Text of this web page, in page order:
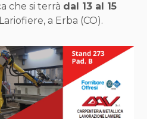
che si terrà dal 13 al 15
a Erba (CO).